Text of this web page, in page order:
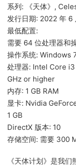
系列: 《天体》,
发行日期: 2022 年 6
最低配置:
需要 64 位处理器和
操作系统: Windows
处理器: Intel Core
GHz or higher
内存: 1 GB RAM
显卡: Nvidia
1 GB
DirectX 版本: 10
存储空间: 需要 300
《天体计划》是我